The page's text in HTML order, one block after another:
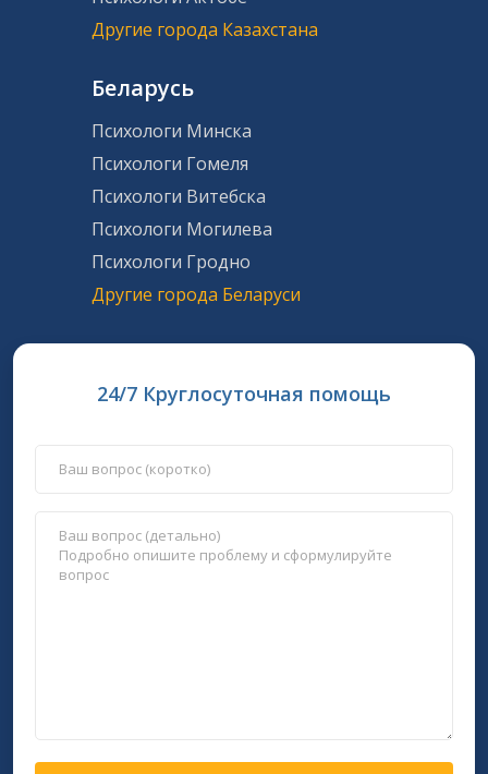
Другие города Казахстана
Беларусь
Психологи Минска
Психологи Гомеля
Психологи Витебска
Психологи Могилева
Психологи Гродно
Другие города Беларуси
24/7 Круглосуточная помощь